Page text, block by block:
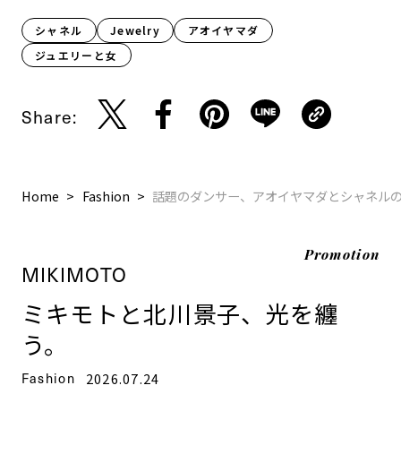
シャネル Jewelry
アオイヤマダ
ジュエリーと女
Share:
Home Fashion 話題のダンサー、アオイヤマダとシャネル
Promotion
MIKIMOTO
ミキモトと北川景子、光を纏
う。
Fashion 2026.07.24